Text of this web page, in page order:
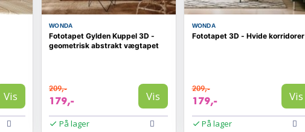
Vis
WONDA
Fototapet Gylden Kuppel 3D -
geometrisk abstrakt vægtapet
209,-
179,- Vis
På lager
WONDA
Fototapet 3D - Hvide korridorer
209,-
179,- Vis
På lager